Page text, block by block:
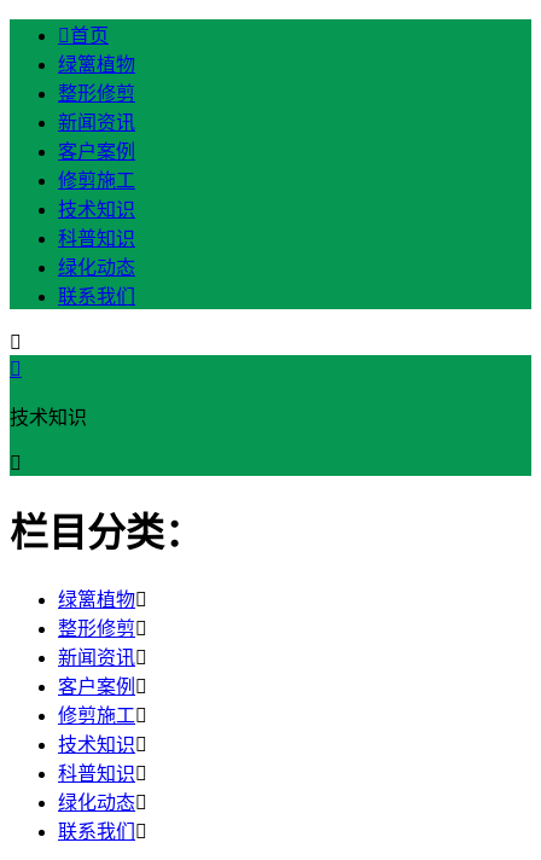
首页
绿篱植物
整形修剪
新闻资讯
客户案例
修剪施工
技术知识
科普知识
绿化动态
联系我们


技术知识

栏目分类：
绿篱植物
整形修剪
新闻资讯
客户案例 
修剪施工
技术知识
科普知识
绿化动态
联系我们 